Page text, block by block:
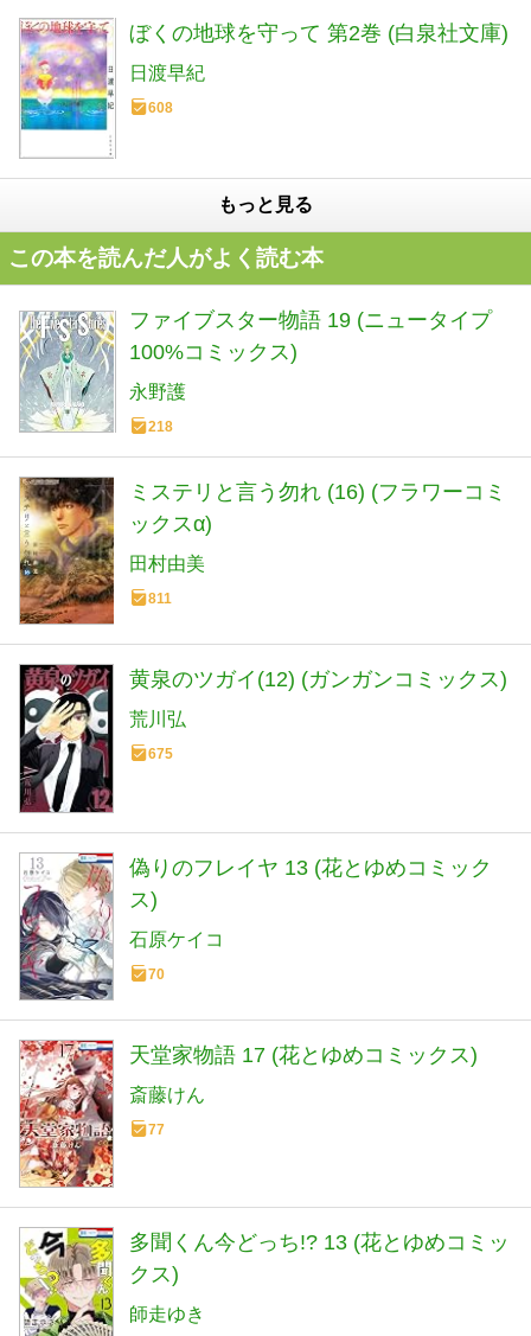
ぼくの地球を守って 第2巻 (白泉社文庫)
日渡早紀
608
もっと見る
この本を読んだ人がよく読む本
ファイブスター物語 19 (ニュータイプ
100%コミックス)
永野護
218
ミステリと言う勿れ (16) (フラワーコミ
ックスα)
田村由美
811
黄泉のツガイ(12) (ガンガンコミックス)
荒川弘
675
偽りのフレイヤ 13 (花とゆめコミック
ス)
石原ケイコ
70
天堂家物語 17 (花とゆめコミックス)
斎藤けん
77
多聞くん今どっち!? 13 (花とゆめコミッ
クス)
師走ゆき